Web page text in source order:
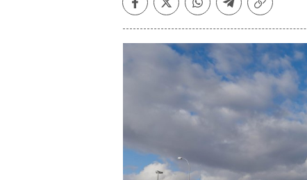
Facebook
TwitterWhatsapp
Telegram
Copiar